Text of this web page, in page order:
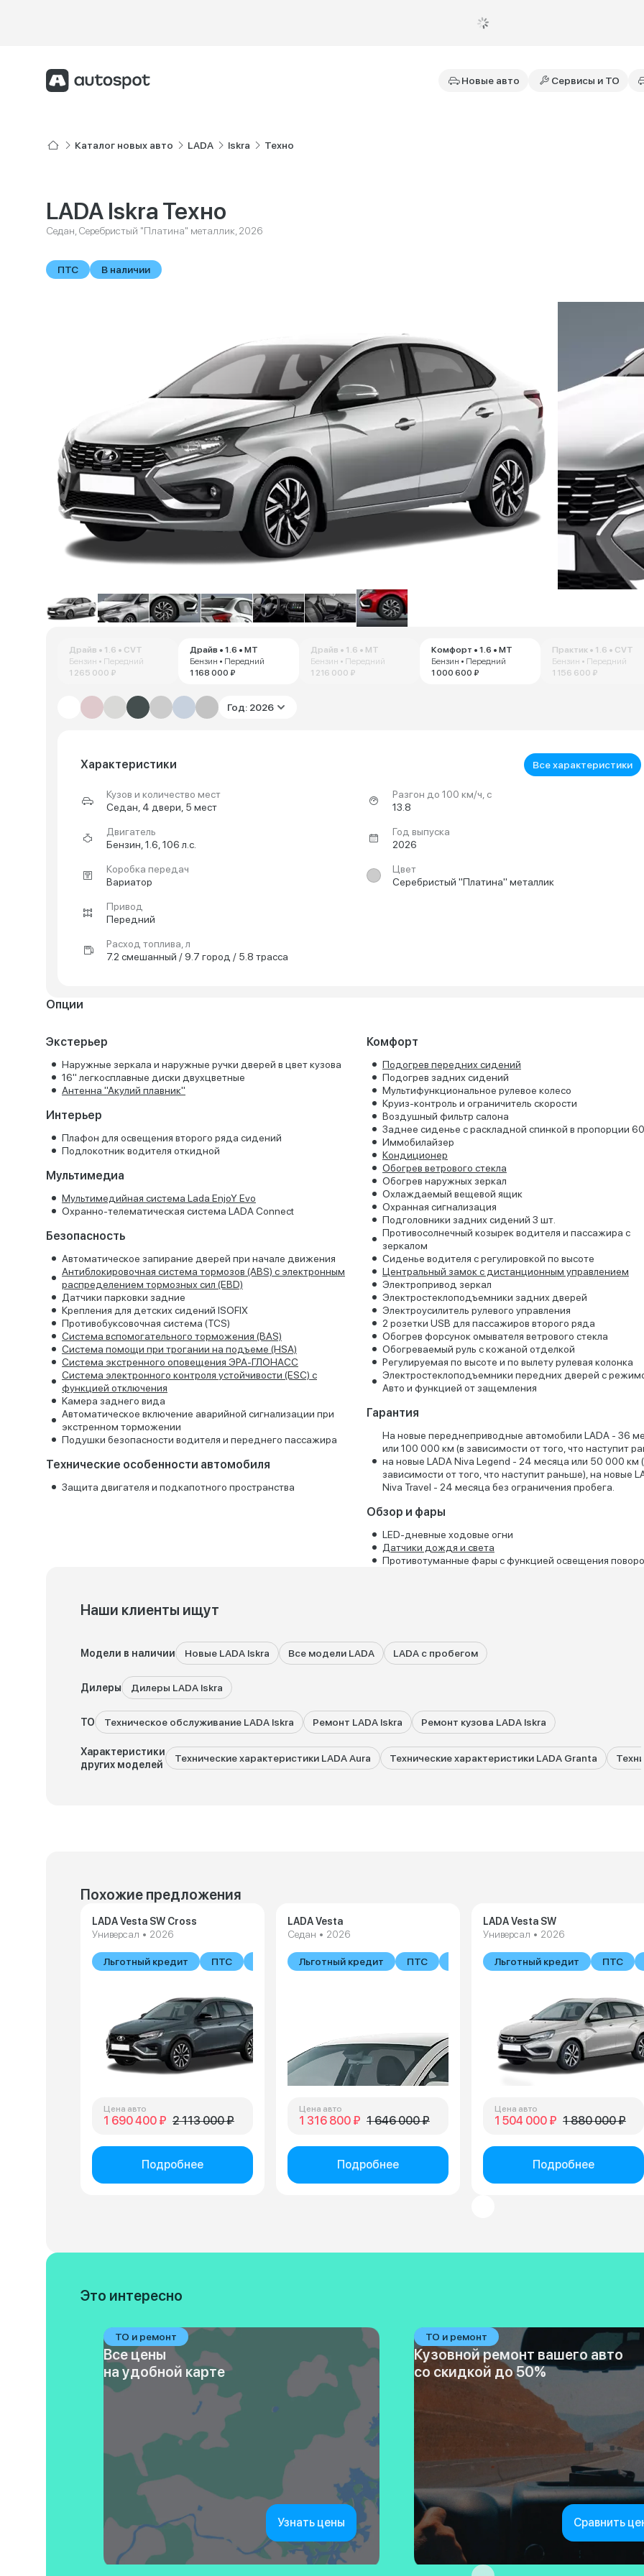
Новые авто Сервисы и ТО
Каталог новых авто LADA Iskra Техно
LADA Iskra Техно
Седан, Серебристый "Платина" металлик, 2026
ПТС В наличии
Драйв • 1.6 • CVT
Бензин • Передний
1 265 000 ₽
Драйв • 1.6 • MT
Бензин • Передний
1 168 000 ₽
Драйв • 1.6 • MT
Бензин • Передний
1 216 000 ₽
Комфорт • 1.6 • MT
Бензин • Передний
1 000 600 ₽
Практик • 1.6 • CVT
Бензин • Передний
1 156 600 ₽
Год: 2026
Характеристики Все характеристики
Кузов и количество мест
Седан, 4 двери, 5 мест
Двигатель
Бензин, 1.6, 106 л.с.
Коробка передач
Вариатор
Привод
Передний
Расход топлива, л
7.2 смешанный / 9.7 город / 5.8 трасса
Разгон до 100 км/ч, с
13.8
Год выпуска
2026
Цвет
Серебристый "Платина" металлик
Опции
Экстерьер
Наружные зеркала и наружные ручки дверей в цвет кузова
16'' легкосплавные диски двухцветные
Антенна "Акулий плавник"
Интерьер
Плафон для освещения второго ряда сидений
Подлокотник водителя откидной
Мультимедиа
Мультимедийная система Lada EnjoY Evo
Охранно-телематическая система LADA Connect
Безопасность
Автоматическое запирание дверей при начале движения
Антиблокировочная система тормозов (ABS) с электронным
распределением тормозных сил (EBD)
Датчики парковки задние
Крепления для детских сидений ISOFIX
Противобуксовочная система (TCS)
Система вспомогательного торможения (BAS)
Система помощи при трогании на подъеме (HSА)
Система экстренного оповещения ЭРА-ГЛОНАСС
Система электронного контроля устойчивости (ESC) с
функцией отключения
Kамера заднего вида
Автоматическое включение аварийной сигнализации при
экстренном торможении
Подушки безопасности водителя и переднего пассажира
Технические особенности автомобиля
Защита двигателя и подкапотного пространства
Комфорт
Подогрев передних сидений
Подогрев задних сидений
Мультифункциональное рулевое колесо
Круиз-контроль и ограничитель скорости
Воздушный фильтр салона
Заднее сиденье с раскладной спинкой в пропорции
Иммобилайзер
Кондиционер
Обогрев ветрового стекла
Обогрев наружных зеркал
Охлаждаемый вещевой ящик
Охранная сигнализация
Подголовники задних сидений 3 шт.
Противосолнечный козырек водителя и пассажира с
зеркалом
Сиденье водителя с регулировкой по высоте
Центральный замок с дистанционным управлением
Электропривод зеркал
Электростеклоподъемники задних дверей
Электроусилитель рулевого управления
2 розетки USB для пассажиров второго ряда
Обогрев форсунок омывателя ветрового стекла
Обогреваемый руль с кожаной отделкой
Регулируемая по высоте и по вылету рулевая колонка
Электростеклоподъемники передних дверей с
Авто и функцией от защемления
Гарантия
На новые переднеприводные автомобили LADA - 36
или 100 000 км (в зависимости от того, что наступит
на новые LADA Niva Legend - 24 месяца или 50 000 км
зависимости от того, что наступит раньше), на новые
Niva Travel - 24 месяца без ограничения пробега.
Обзор и фары
LED-дневные ходовые огни
Датчики дождя и света
Противотуманные фары с функцией освещения
Наши клиенты ищут
Модели в наличии Новые LADA Iskra Все модели LADA LADA с пробегом
Дилеры Дилеры LADA Iskra
ТО Техническое обслуживание LADA Iskra Ремонт LADA Iskra Ремонт кузова LADA Iskra
Характеристики
других моделей
Технические характеристики LADA Aura Технические характеристики LADA Granta
Похожие предложения
LADA Vesta SW Cross
Универсал • 2026
Льготный кредит ПТС В наличии
Цена авто
1 690 400 ₽ 2 113 000 ₽
Подробнее
LADA Vesta
Седан • 2026
Льготный кредит ПТС В наличии
Цена авто
1 316 800 ₽ 1 646 000 ₽
Подробнее
LADA Vesta SW
Универсал • 2026
Льготный кредит ПТС
Цена авто
1 504 000 ₽ 1 880 000 ₽
Подробнее
Это интересно
ТО и ремонт
Все цены
на удобной карте
Узнать цены
ТО и ремонт
Кузовной ремонт вашего авто
со скидкой до 50%
Сравнить